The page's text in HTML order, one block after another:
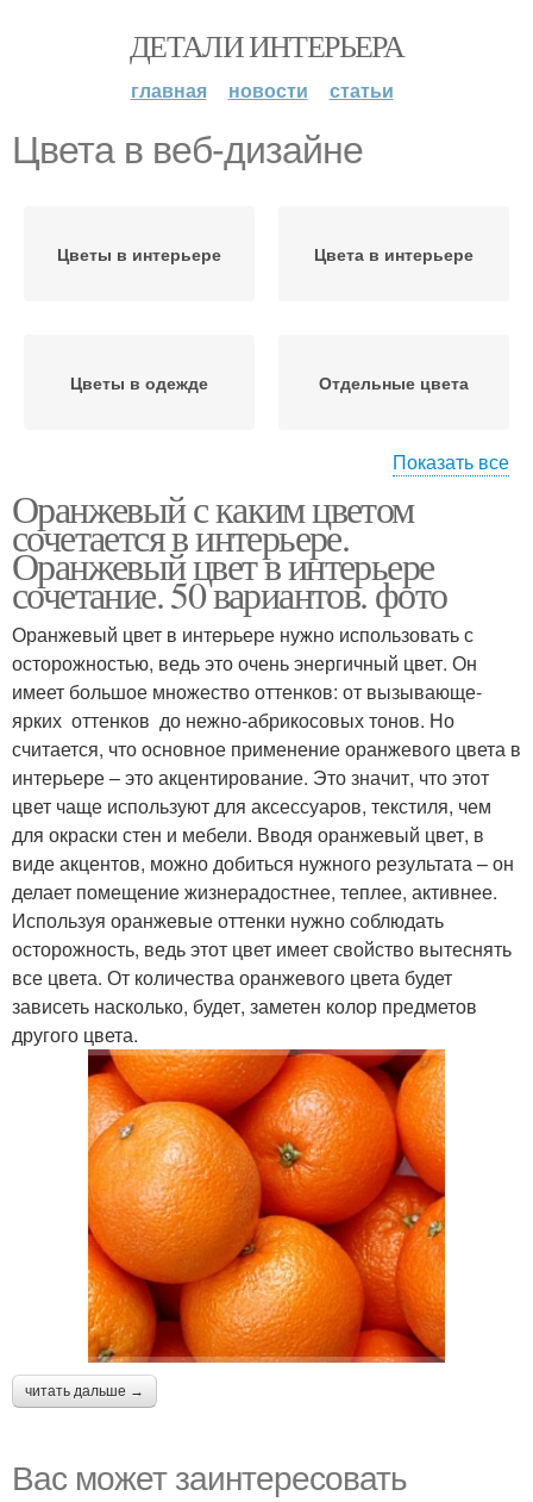
ДЕТАЛИ ИНТЕРЬЕРА
главная новости статьи
Цвета в веб-дизайне
Цветы в интерьере Цвета в интерьере
Цветы в одежде Отдельные цвета
Цвета по зонам
Показать все
Оранжевый с каким цветом
сочетается в интерьере.
Оранжевый цвет в интерьере
сочетание. 50 вариантов. фото
Оранжевый цвет в интерьере нужно использовать с
осторожностью, ведь это очень энергичный цвет. Он
имеет большое множество оттенков: от вызывающе-
ярких оттенков до нежно-абрикосовых тонов. Но
считается, что основное применение оранжевого цвета в
интерьере – это акцентирование. Это значит, что этот
цвет чаще используют для аксессуаров, текстиля, чем
для окраски стен и мебели. Вводя оранжевый цвет, в
виде акцентов, можно добиться нужного результата – он
делает помещение жизнерадостнее, теплее, активнее.
Используя оранжевые оттенки нужно соблюдать
осторожность, ведь этот цвет имеет свойство вытеснять
все цвета. От количества оранжевого цвета будет
зависеть насколько, будет, заметен колор предметов
другого цвета.
читать дальше →
Вас может заинтересовать